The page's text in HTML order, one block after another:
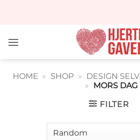
HOME » SHOP » DESIGN SELV
» MORS DAG
FILTER